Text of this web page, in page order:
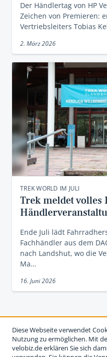
Der Händlertag von HP
Zeichen von Premieren:
Vertriebsleiters Tobias
2. März 2026
TREK WORLD IM JULI
Trek meldet volles
Ende Juli lädt
Fachhändler aus dem
nach Landshut, wo die
Ma…
16. Juni 2026
Diese Webseite verwendet
Nutzung zu ermöglichen. Mit
velobiz.de erklären Sie sich